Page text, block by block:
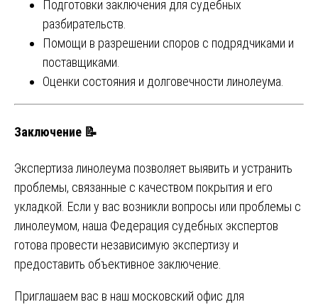
Подготовки заключения для судебных
разбирательств.
Помощи в разрешении споров с подрядчиками и
поставщиками.
Оценки состояния и долговечности линолеума.
Заключение 📝
Экспертиза линолеума позволяет выявить и устранить
проблемы, связанные с качеством покрытия и его
укладкой. Если у вас возникли вопросы или проблемы с
линолеумом, наша Федерация судебных экспертов
готова провести независимую экспертизу и
предоставить объективное заключение.
Приглашаем вас в наш московский офис для